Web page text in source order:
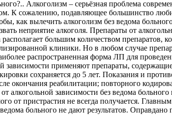
Алкоголизм – серьёзная проблема
К сожалению, подавляющее большинство
как вылечить алкоголизм без ведома
неприятие алкоголя. Препараты от
большим количеством препаратов,
клиники. Но в любом случае
распространенная форма ЛП для
применяют препараты,
сохраняется до 5 лет. Показания и
окончания реабилитации; повторного
алкогольной зависимости без ведома
от пристрастия не всегда получается.
больного не дают результатов.